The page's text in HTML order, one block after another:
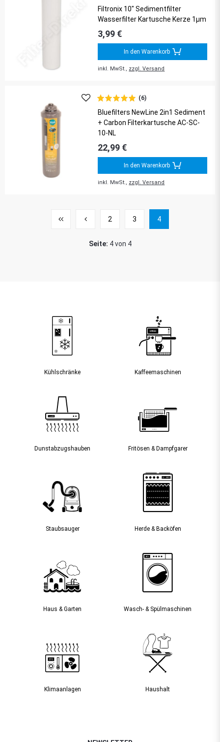
Filtronix 10" Sedimentfilter
Wasserfilter Kartusche Kerze 1µm
3,99 €
In den Warenkorb
inkl. MwSt., zzgl. Versand
(6)
Bluefilters NewLine 2in1 Sediment
+ Carbon Filterkartusche AC-SC-
10-NL
22,99 €
In den Warenkorb
inkl. MwSt., zzgl. Versand
2 3 4
Seite: 4 von 4
Kühlschränke Kaffee­maschinen
Dunst­abzugs­hauben Fritösen & Dampfgarer
Staubsauger­ Herde & Backöfen
Haus & Garten Wasch- & Spülmaschinen
Klimaanlagen Haushalt